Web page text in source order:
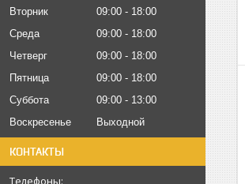
Вторник
09:00
18:00
Среда
09:00
18:00
Четверг
09:00
18:00
Пятница
09:00
18:00
Суббота
09:00
13:00
Воскресенье
Выходной
КОНТАКТЫ